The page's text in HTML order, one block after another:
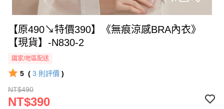
【原490↘特價390】《無痕涼感BRA內衣》
【現貨】-N830-2
國家/地區配送
5 ( 3 則評價 )
NT$490
NT$390